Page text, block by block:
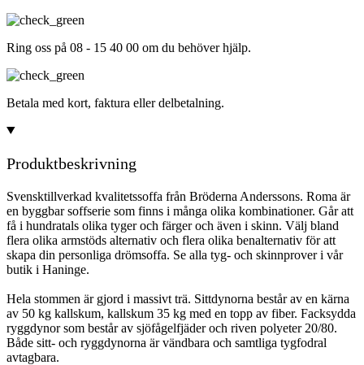
Ring oss på 08 - 15 40 00 om du behöver hjälp.
Betala med kort, faktura eller delbetalning.
Produktbeskrivning
Svensktillverkad kvalitetssoffa från Bröderna Anderssons. Roma är
en byggbar soffserie som finns i många olika kombinationer. Går att
få i hundratals olika tyger och färger och även i skinn. Välj bland
flera olika armstöds alternativ och flera olika benalternativ för att
skapa din personliga drömsoffa. Se alla tyg- och skinnprover i vår
butik i Haninge.
Hela stommen är gjord i massivt trä. Sittdynorna består av en kärna
av 50 kg kallskum, kallskum 35 kg med en topp av fiber. Facksydda
ryggdynor som består av sjöfågelfjäder och riven polyeter 20/80.
Både sitt- och ryggdynorna är vändbara och samtliga tygfodral
avtagbara.